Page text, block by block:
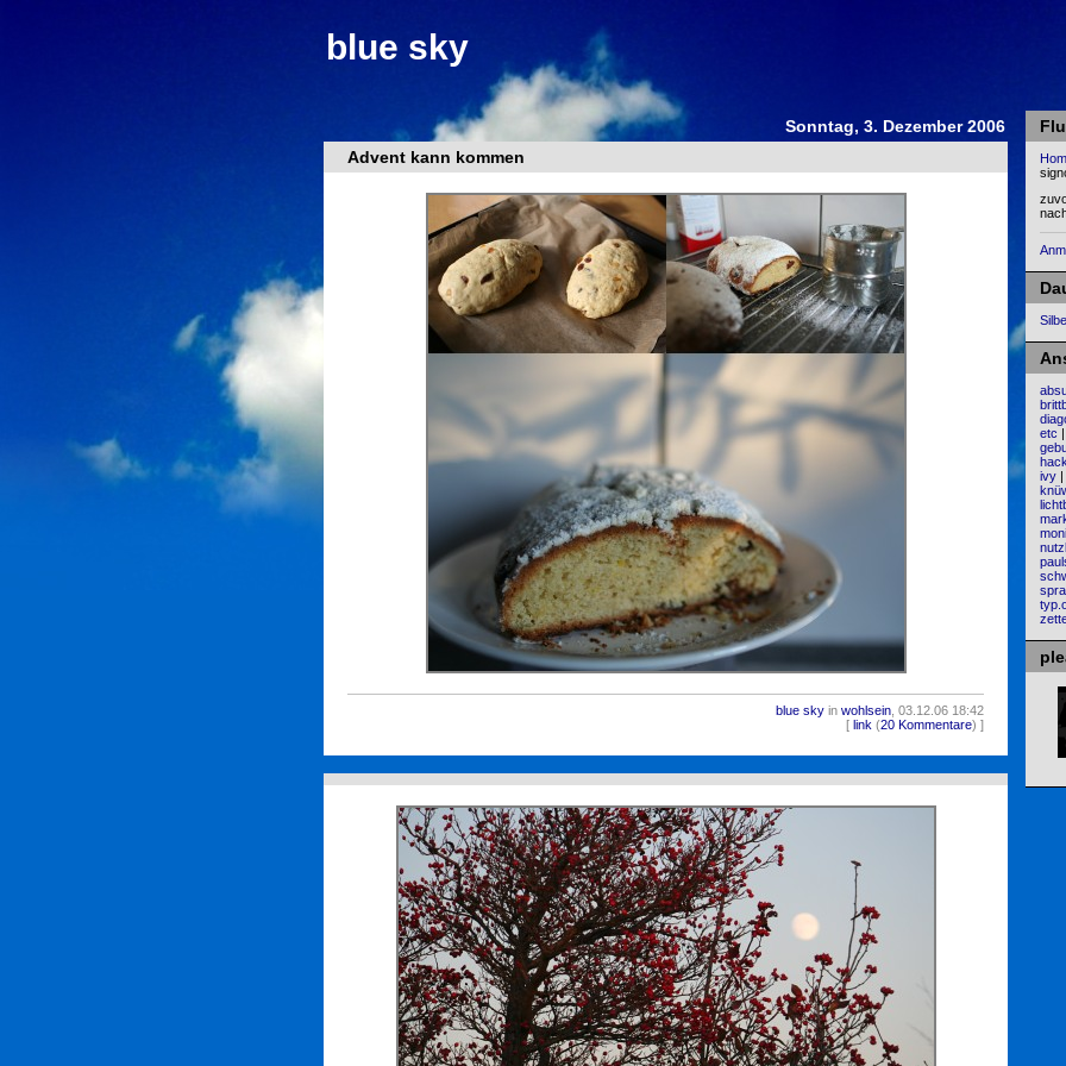
blue sky
etc |
ivy |
moni
Sonntag, 3. Dezember 2006
Advent kann kommen
blue sky in wohlsein , 03.12.06 18:42
[ link (20 Kommentare) ]